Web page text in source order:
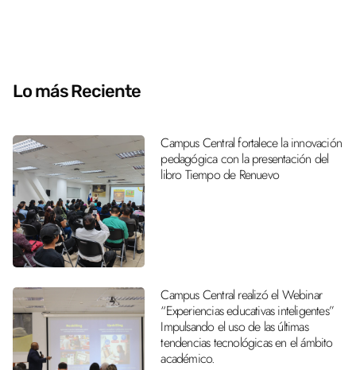
Lo más Reciente
Campus Central fortalece la innovación
pedagógica con la presentación del
libro Tiempo de Renuevo
Campus Central realizó el Webinar
“Experiencias educativas inteligentes”
Impulsando el uso de las últimas
tendencias tecnológicas en el ámbito
académico.